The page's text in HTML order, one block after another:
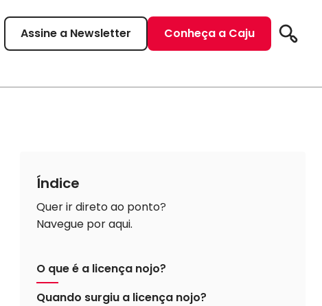
Assine a Newsletter Conheça a Caju
Índice
Quer ir direto ao ponto?
Navegue por aqui.
O que é a licença nojo?
Quando surgiu a licença nojo?